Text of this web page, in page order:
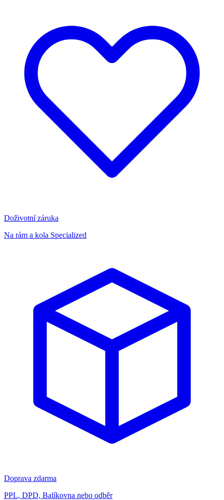
Doživotní záruka
Na rám a kola Specialized
Doprava zdarma
PPL, DPD, Balíkovna nebo odběr